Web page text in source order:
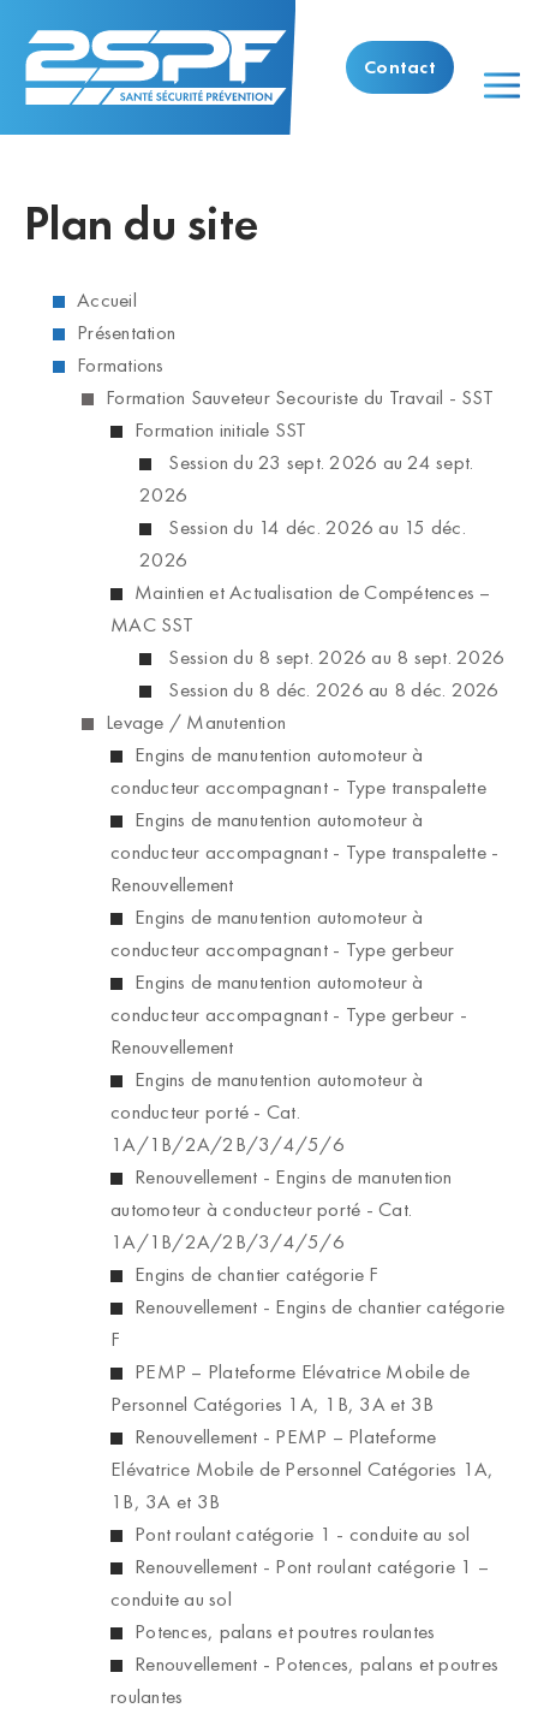
Contact
Plan du site
Accueil
Présentation
Formations
Formation Sauveteur Secouriste du Travail - SST
Formation initiale SST
Session du 23 sept. 2026 au 24 sept.
2026
Session du 14 déc. 2026 au 15 déc.
2026
Maintien et Actualisation de Compétences –
MAC SST
Session du 8 sept. 2026 au 8 sept. 2026
Session du 8 déc. 2026 au 8 déc. 2026
Levage / Manutention
Engins de manutention automoteur à
conducteur accompagnant - Type transpalette
Engins de manutention automoteur à
conducteur accompagnant - Type transpalette -
Renouvellement
Engins de manutention automoteur à
conducteur accompagnant - Type gerbeur
Engins de manutention automoteur à
conducteur accompagnant - Type gerbeur -
Renouvellement
Engins de manutention automoteur à
conducteur porté - Cat.
1A/1B/2A/2B/3/4/5/6
Renouvellement - Engins de manutention
automoteur à conducteur porté - Cat.
1A/1B/2A/2B/3/4/5/6
Engins de chantier catégorie F
Renouvellement - Engins de chantier catégorie
F
PEMP – Plateforme Elévatrice Mobile de
Personnel Catégories 1A, 1B, 3A et 3B
Renouvellement - PEMP – Plateforme
Elévatrice Mobile de Personnel Catégories 1A,
1B, 3A et 3B
Pont roulant catégorie 1 - conduite au sol
Renouvellement - Pont roulant catégorie 1 –
conduite au sol
Potences, palans et poutres roulantes
Renouvellement - Potences, palans et poutres
roulantes